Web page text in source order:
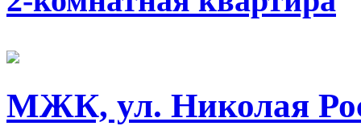
МЖК, ул. Николая